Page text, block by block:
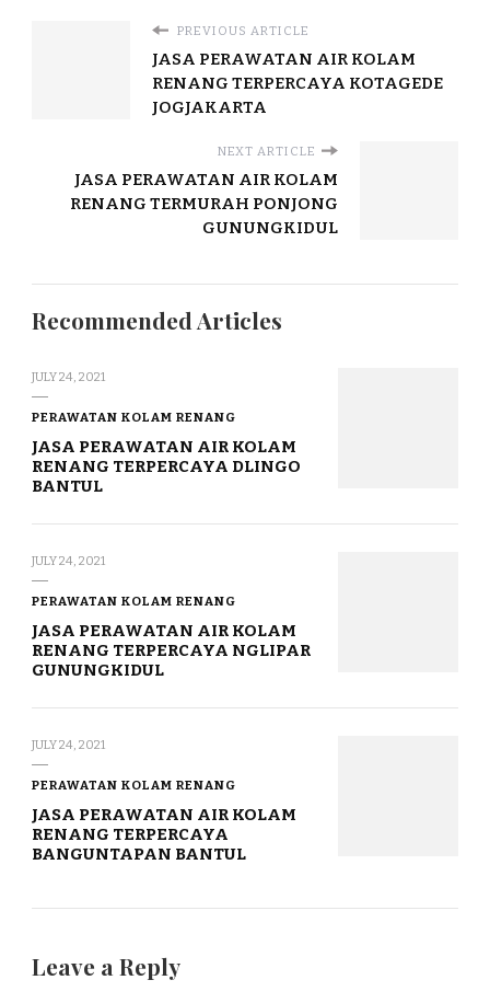
PREVIOUS ARTICLE
JASA PERAWATAN AIR KOLAM
RENANG TERPERCAYA KOTAGEDE
JOGJAKARTA
NEXT ARTICLE
JASA PERAWATAN AIR KOLAM
RENANG TERMURAH PONJONG
GUNUNGKIDUL
Recommended Articles
JULY 24, 2021
PERAWATAN KOLAM RENANG
JASA PERAWATAN AIR KOLAM
RENANG TERPERCAYA DLINGO
BANTUL
JULY 24, 2021
PERAWATAN KOLAM RENANG
JASA PERAWATAN AIR KOLAM
RENANG TERPERCAYA NGLIPAR
GUNUNGKIDUL
JULY 24, 2021
PERAWATAN KOLAM RENANG
JASA PERAWATAN AIR KOLAM
RENANG TERPERCAYA
BANGUNTAPAN BANTUL
Leave a Reply